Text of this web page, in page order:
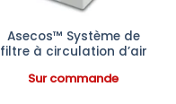
Asecos™ Système de
filtre à circulation d’air
Sur commande